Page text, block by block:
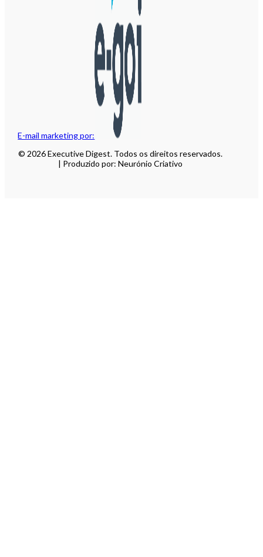
E-mail marketing por:
© 2026 Executive Digest. Todos os direitos reservados.
| Produzido por: Neurónio Criativo